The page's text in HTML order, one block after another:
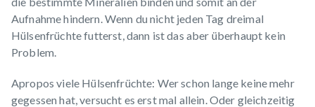
Aufnahme hindern. Wenn du nicht jeden Tag dreimal
Hülsenfrüchte futterst, dann ist das aber überhaupt kein
Problem.
Apropos viele Hülsenfrüchte: Wer schon lange keine mehr
gegessen hat, versucht es erst mal allein. Oder gleichzeitig